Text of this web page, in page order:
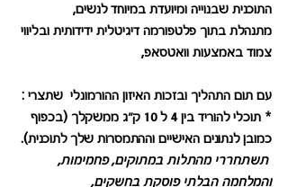
התוכנית שבנוייה ומיועדת במיוחד לנשים,
מתנהלת בתוך פלטפורמה דיגיטלית ידידותית ובליווי
צמוד באמצעות וואטסאפ,
עם תום התהליך ובזכות האיזון ההורמונלי  שתצרי :
* תוכלי להוריד בין 4 ל 10 ק"ג ממשקלך (בכפוף
כמובן לנתונים האישיים וההתמסרות שלך לתוכנית).
תשתחררי מהתלות במתוקים, פחמימות,
והמלחמה הבלתי פוסקת בחשקים,